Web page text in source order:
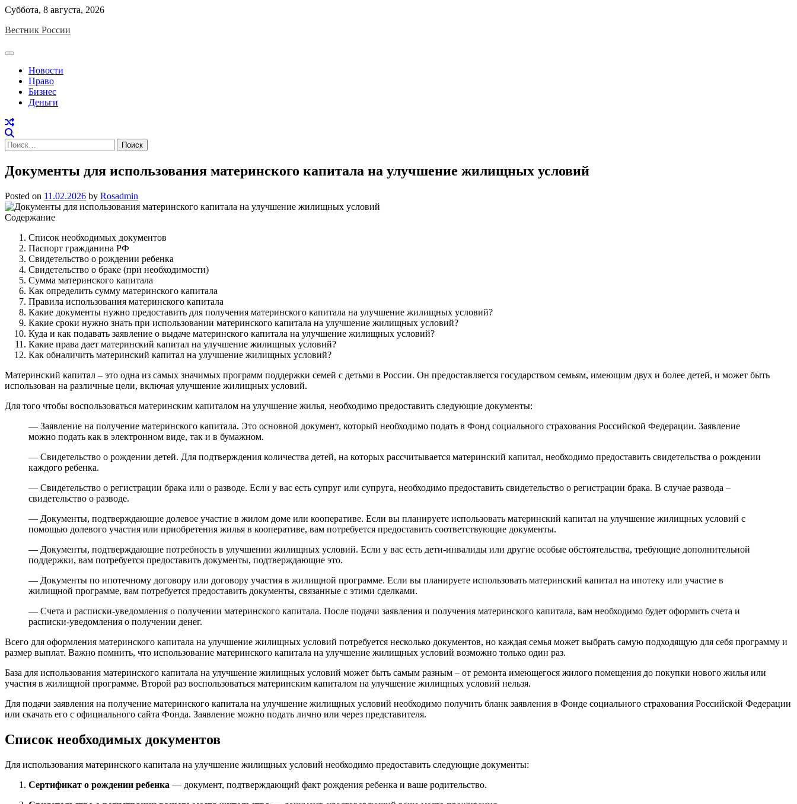
Skip
content
Суббота, 8 августа, 2026
Вестник России
Новости
Право
Бизнес
Деньги
Найти:
Документы для использования материнского капитала на улучшение жилищных условий
Posted on 11.02.2026 by Rosadmin
Содержание
Список необходимых документов
Паспорт гражданина РФ
Свидетельство о рождении ребенка
Свидетельство о браке (при необходимости)
Сумма материнского капитала
Как определить сумму материнского капитала
Правила использования материнского капитала
Какие документы нужно предоставить для получения материнского капитала на улучшение жилищных условий?
Какие сроки нужно знать при использовании материнского капитала на улучшение жилищных условий?
Куда и как подавать заявление о выдаче материнского капитала на улучшение жилищных условий?
Какие права дает материнский капитал на улучшение жилищных условий?
Как обналичить материнский капитал на улучшение жилищных условий?
Материнский капитал – это одна из самых значимых программ поддержки семей с детьми в России. Он предоставляется государством семьям, имеющим двух и более детей, и может быть
использован на различные цели, включая улучшение жилищных условий.
Для того чтобы воспользоваться материнским капиталом на улучшение жилья, необходимо предоставить следующие документы:
— Заявление на получение материнского капитала. Это основной документ, который необходимо подать в Фонд социального страхования Российской Федерации. Заявление
можно подать как в электронном виде, так и в бумажном.
— Свидетельство о рождении детей. Для подтверждения количества детей, на которых рассчитывается материнский капитал, необходимо предоставить свидетельства о рождении
каждого ребенка.
— Свидетельство о регистрации брака или о разводе. Если у вас есть супруг или супруга, необходимо предоставить свидетельство о регистрации брака. В случае развода –
свидетельство о разводе.
— Документы, подтверждающие долевое участие в жилом доме или кооперативе. Если вы планируете использовать материнский капитал на улучшение жилищных условий с
помощью долевого участия или приобретения жилья в кооперативе, вам потребуется предоставить соответствующие документы.
— Документы, подтверждающие потребность в улучшении жилищных условий. Если у вас есть дети-инвалиды или другие особые обстоятельства, требующие дополнительной
поддержки, вам потребуется предоставить документы, подтверждающие это.
— Документы по ипотечному договору или договору участия в жилищной программе. Если вы планируете использовать материнский капитал на ипотеку или участие в
жилищной программе, вам потребуется предоставить документы, связанные с этими сделками.
— Счета и расписки-уведомления о получении материнского капитала. После подачи заявления и получения материнского капитала, вам необходимо будет оформить счета и
расписки-уведомления о получении денег.
Всего для оформления материнского капитала на улучшение жилищных условий потребуется несколько документов, но каждая семья может выбрать самую подходящую для себя программу и
размер выплат. Важно помнить, что использование материнского капитала на улучшение жилищных условий возможно только один раз.
База для использования материнского капитала на улучшение жилищных условий может быть самым разным – от ремонта имеющегося жилого помещения до покупки нового жилья или
участия в жилищной программе. Второй раз воспользоваться материнским капиталом на улучшение жилищных условий нельзя.
Для подачи заявления на получение материнского капитала на улучшение жилищных условий необходимо получить бланк заявления в Фонде социального страхования Российской Федерации
или скачать его с официального сайта Фонда. Заявление можно подать лично или через представителя.
Список необходимых документов
Для использования материнского капитала на улучшение жилищных условий необходимо предоставить следующие документы:
Сертификат о рождении ребенка — документ, подтверждающий факт рождения ребенка и ваше родительство.